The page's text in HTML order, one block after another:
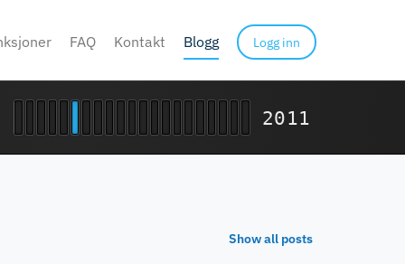
FAQ Kontakt Blogg Logg inn
2011
Show all posts